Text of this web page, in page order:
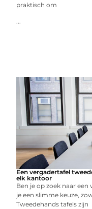
praktisch om
...
Een vergadertafel
elk kantoor
Ben je op zoek naar
je een slimme keuze,
Tweedehands tafels zijn